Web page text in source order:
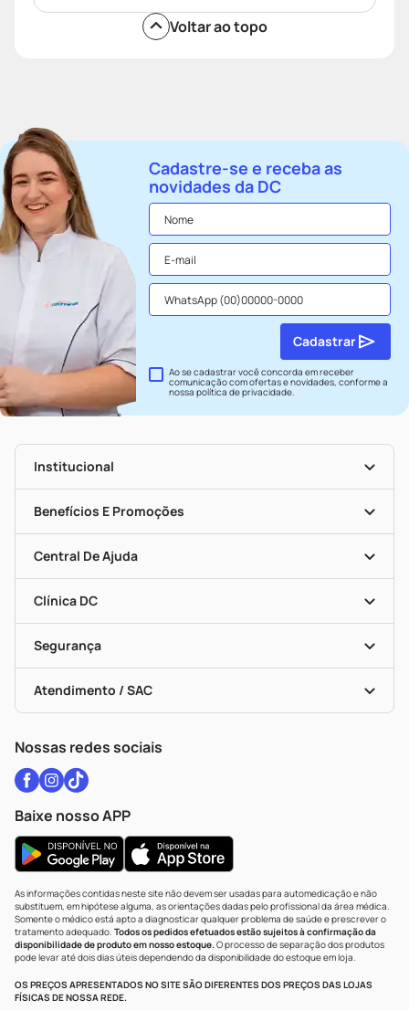
Voltar ao topo
Cadastre-se e receba as
novidades da DC
Ao se cadastrar você concorda em receber
comunicação com ofertas e novidades, conforme a
nossapolítica de privacidade.
Cadastrar
Institucional
Nossas Lojas
Seja Uma Loja Parceira
Mapa De Categorias
Benefícios E Promoções
Convênios
Programa Popular Do Brasil
Encarte De Ofertas
Dermaclub
Cupons E Ofertas
Black Friday
Central De Ajuda
Recompra Programada
Alomed
Formas De Pagamento
Troca E Devolução
Bulas De A A Z
Políticas De Marketplace
Clínica DC
Serviços Farmacêuticos
Testes Rápidos
Autoteste Covid-19
Vacinas
Segurança
Portal Da Privacidade
Atendimento / SAC
Nossas redes sociais
Baixe nosso APP
As informações contidas neste site não devem ser usadas para automedicação e não
substituem, em hipótese alguma, as orientações dadas pelo profissional da área médica.
Somente o médico está apto a diagnosticar qualquer problema de saúde e prescrever o
tratamento adequado. Todos os pedidos efetuados estão sujeitos à confirmação da
disponibilidade de produto em nosso estoque.O processo de separação dos produtos
pode levar até dois dias úteis dependendo da disponibilidade do estoque em loja.
OS PREÇOS APRESENTADOS NO SITE SÃO DIFERENTES DOS PREÇOS DAS LOJAS
FÍSICAS DE NOSSA REDE.